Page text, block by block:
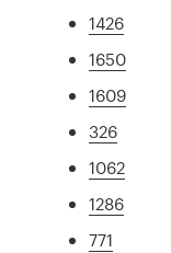
1426
1650
1609
326
1062
1286
771